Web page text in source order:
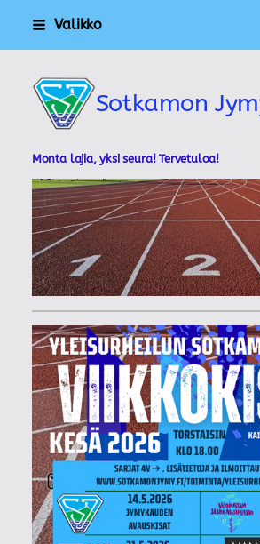
Siirry
Valikko
Sotkamon
Monta lajia, yksi seura! Tervetuloa!